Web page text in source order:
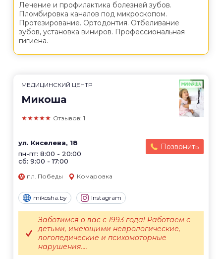
Лечение и профилактика болезней зубов.
Пломбировка каналов под микроскопом.
Протезирование. Ортодонтия. Отбеливание
зубов, установка виниров. Профессиональная
гигиена.
МЕДИЦИНСКИЙ ЦЕНТР
Микоша
★★★★★ Отзывов: 1
ул. Киселева, 18
пн-пт: 8:00 - 20:00
сб: 9:00 - 17:00
Позвонить
пл. Победы Комаровка
mikosha.by Instagram
Заботимся о вас с 1993 года! Работаем с
детьми, имеющими неврологические,
логопедические и психомоторные
нарушения....